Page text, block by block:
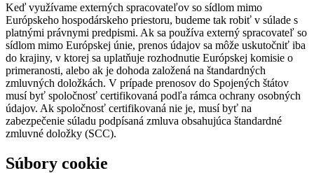
Keď využívame externých spracovateľov so sídlom mimo
Európskeho hospodárskeho priestoru, budeme tak robiť v súlade s
platnými právnymi predpismi. Ak sa používa externý spracovateľ so
sídlom mimo Európskej únie, prenos údajov sa môže uskutočniť iba
do krajiny, v ktorej sa uplatňuje rozhodnutie Európskej komisie o
primeranosti, alebo ak je dohoda založená na štandardných
zmluvných doložkách. V prípade prenosov do Spojených štátov
musí byť spoločnosť certifikovaná podľa rámca ochrany osobných
údajov. Ak spoločnosť certifikovaná nie je, musí byť na
zabezpečenie súladu podpísaná zmluva obsahujúca štandardné
zmluvné doložky (SCC).
Súbory cookie